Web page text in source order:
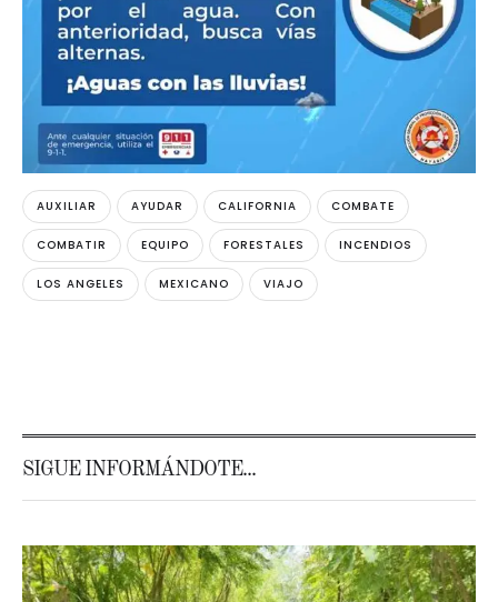
AUXILIAR AYUDAR CALIFORNIA COMBATE
COMBATIR EQUIPO FORESTALES INCENDIOS
LOS ANGELES MEXICANO VIAJO
SIGUE INFORMÁNDOTE...